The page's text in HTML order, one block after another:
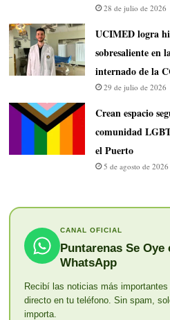
28 de julio de 2026
UCIMED logra
sobresaliente en
internado de la
29 de julio de 2026
Crean espacio
comunidad
el Puerto
5 de agosto de 2026
CANAL OFICIAL
Puntarenas Se Oye
WhatsApp
Recibí las noticias más importantes
directo en tu teléfono. Sin spam,
importa.